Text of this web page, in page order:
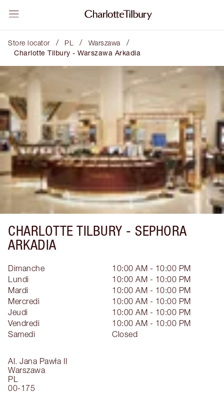
Store locator / PL / Warszawa /
Charlotte Tilbury - Warszawa Arkadia
CHARLOTTE TILBURY - SEPHORA
ARKADIA
Al. Jana Pawła II
Warszawa
PL
00-175
Dimanche
10:00 AM - 10:00 PM
Lundi
10:00 AM - 10:00 PM
Mardi
10:00 AM - 10:00 PM
Mercredi
10:00 AM - 10:00 PM
Jeudi
10:00 AM - 10:00 PM
Vendredi
10:00 AM - 10:00 PM
Samedi
Closed